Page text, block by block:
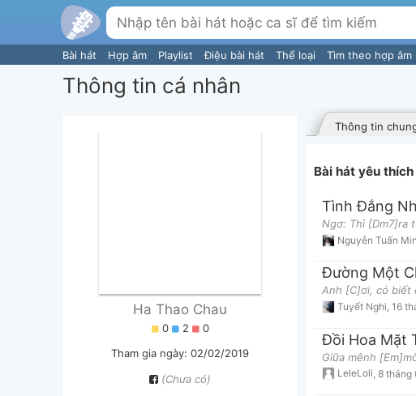
Bài hát Hợp âm Playlist Điệu bài hát Thể loại Tìm theo hợp âm
Thông tin cá nhân
Ha Thao Chau
0 2
0
Tham gia ngày: 02/02/2019
(Chưa có)
Thông tin
Bài hát yêu
Tình Đắng
Ngơ: Thì [Dm7]ra
Nguyễn Tuấn
Đường Một
Anh [C]ơi, có biết
Tuyết Nghi, 16
Đồi Hoa Mặt
Giữa mênh
LeleLoli 8 tháng